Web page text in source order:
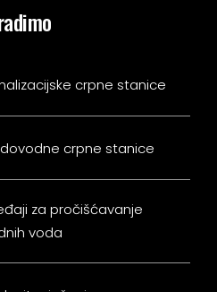
crpne stanice
crpne stanice
za pročišćavanje
voda